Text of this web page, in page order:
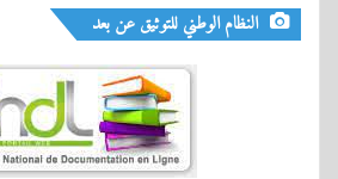
النظام الوطني للتوثيق عن بعد